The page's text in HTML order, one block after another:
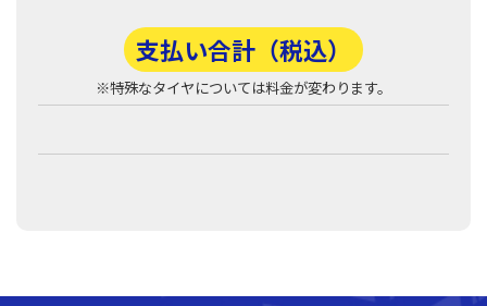
支払い合計（税込）
※特殊なタイヤについては料金が変わります。